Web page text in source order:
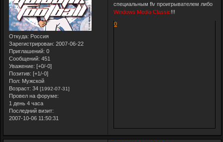
Откуда: Россия
Зарегистрирован: 2007-06-22
Приглашений: 0
Сообщений: 451
Уважение: [+0/-0]
Позитив: [+1/-0]
Пол: Мужской
Возраст: 34 [1992-07-31]
Провел на форуме:
1 день 4 часа
Последний визит:
2007-10-06 11:50:31
специальным flv проигрывателем либо
Windows Media Classic!!!
0